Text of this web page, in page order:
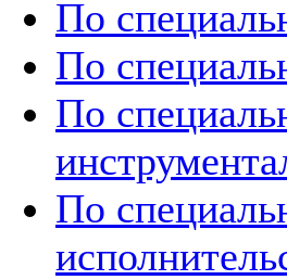
По
По
По
По